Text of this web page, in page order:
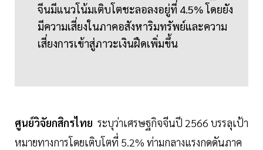
จีนมีแนวโน้มเติบโตชะลอลงอยู่ที่ 4.5% โดยยัง
มีความเสี่ยงในภาคอสังหาริมทรัพย์และความ
เสี่ยงการเข้าสู่ภาวะเงินฝืดเพิ่มขึ้น
ศูนย์วิจัยกสิกรไทย ระบุว่าเศรษฐกิจจีนปี 2566 บรรลุเป้า
หมายทางการโดยเติบโตที่ 5.2% ท่ามกลางแรงกดดันภาค